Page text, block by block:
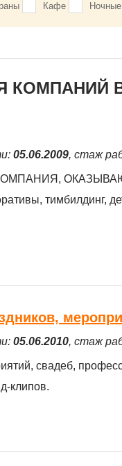
Кафе
КОМПАНИЙ
05.06.2009, стаж
тимбилдинг,
05.06.2010, стаж
свадеб,
клипов.